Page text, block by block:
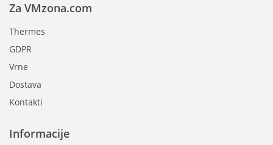
Informacije
Za VMzona.com
Thermes
GDPR
Vrne
Dostava
Kontakti